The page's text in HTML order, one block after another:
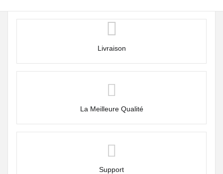
Livraison
La Meilleure Qualité
Support